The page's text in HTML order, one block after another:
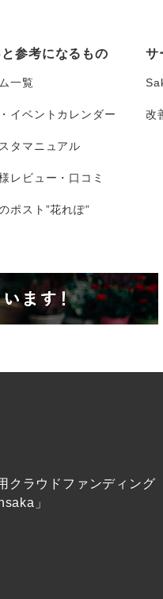
と参考になるもの
一覧
イベントカレンダー
タマニュアル
レビュー・口コミ
ポスト”花れぽ”
サ
改
クラウドファンディング
」